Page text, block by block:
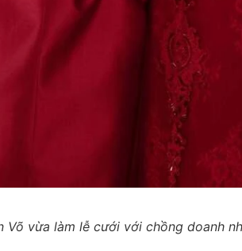
Võ vừa làm lễ cưới với chồng doanh